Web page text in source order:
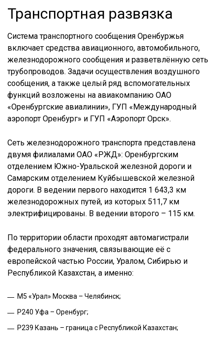
Транспортная развязка
Система транспортного сообщения Оренбуржья
включает средства авиационного, автомобильного,
железнодорожного сообщения и разветвлённую сеть
трубопроводов. Задачи осуществления воздушного
сообщения, а также целый ряд вспомогательных
функций возложены на авиакомпанию ОАО
«Оренбургские авиалинии», ГУП «Международный
аэропорт Оренбург» и ГУП «Аэропорт Орск».
Сеть железнодорожного транспорта представлена
двумя филиалами ОАО «РЖД»: Оренбургским
отделением Южно-Уральской железной дороги и
Самарским отделением Куйбышевской железной
дороги. В ведении первого находится 1 643,3 км
железнодорожных путей, из которых 511,7 км
электрифицированы. В ведении второго – 115 км.
По территории области проходят автомагистрали
федерального значения, связывающие её с
европейской частью России, Уралом, Сибирью и
Республикой Казахстан, а именно:
М5 «Урал» Москва – Челябинск;
Р240 Уфа – Оренбург;
Р239 Казань – граница с Республикой Казахстан;